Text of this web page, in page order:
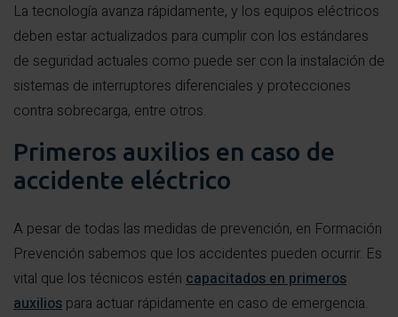
La tecnología avanza rápidamente, y los equipos eléctricos
deben estar actualizados para cumplir con los estándares
de seguridad actuales como puede ser con la instalación de
sistemas de interruptores diferenciales y protecciones
contra sobrecarga, entre otros.
Primeros auxilios en caso de
accidente eléctrico
A pesar de todas las medidas de prevención, en Formación
Prevención sabemos que los accidentes pueden ocurrir. Es
vital que los técnicos estén capacitados en primeros
auxilios para actuar rápidamente en caso de emergencia.